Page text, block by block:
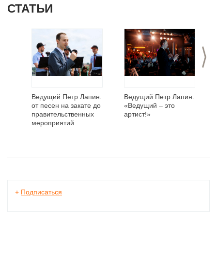
СТАТЬИ
>
Ведущий Петр Лапин:
от песен на закате до
правительственных
мероприятий
Ведущий Петр Лапин:
«Ведущий – это
артист!»
+ Подписаться